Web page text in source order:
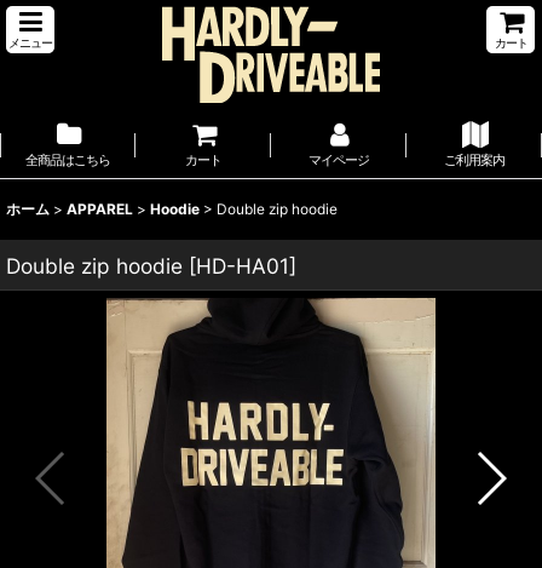
メニュー カート
全商品はこちら カート マイページ ご利用案内
ホーム > APPAREL > Hoodie > Double zip hoodie
Double zip hoodie [HD-HA01]